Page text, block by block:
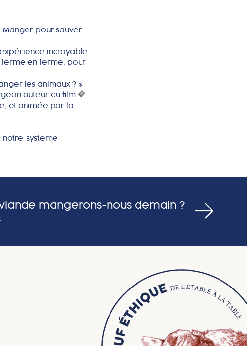
Manger pour sauver
expérience incroyable
ferme en ferme, pour
les animaux ? »
auteur du film
et animée par la
systeme-
mangerons-nous demain ?